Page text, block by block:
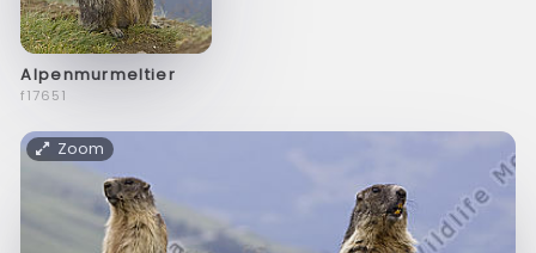
Alpenmurmeltier
f17651
Zoom